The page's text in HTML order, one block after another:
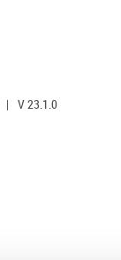
| V 23.1.0